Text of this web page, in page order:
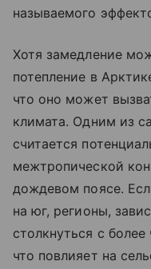
называемого
Хотя замедление
потепление в
что оно может
климата. Одним из
считается
межтропической
дождевом поясе.
на юг, регионы,
столкнуться с
что повлияет на